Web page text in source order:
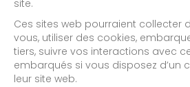
site.
Ces sites web pourraient collecter
vous, utiliser des cookies,
tiers, suivre vos interactions avec
embarqués si vous disposez d’un
leur site web.